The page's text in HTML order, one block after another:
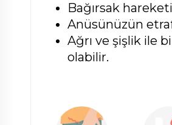
Bağırsak
Anüsünüzün
Ağrı ve şişlik ile
olabilir.